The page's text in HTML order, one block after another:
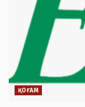
ҚОҒАМ